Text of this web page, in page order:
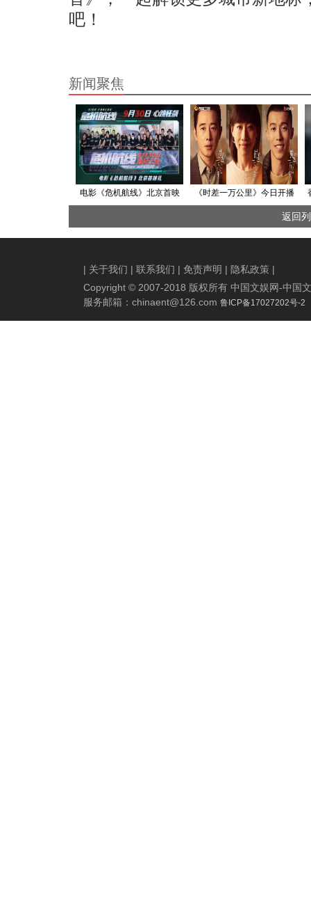
吧！
新闻聚焦
电影《危机航线》北京首映
疯上天大获好评
《时差一万公里》今日开播
罗晋任素汐携手“打怪”奔赴理
想人生
返回
| 关于我们 | 联系我们 | 免责声明 | 隐私政策 |
Copyright © 2007-2018 版权所有 中国文娱网-中国
服务邮箱： chinaent@126.com 鲁ICP备17027202号-2